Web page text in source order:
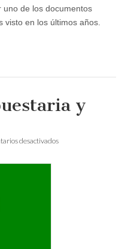
uno de los documentos
visto en los últimos años.
y
desactivadosen